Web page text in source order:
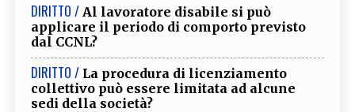
DIRITTO / Al lavoratore disabile si può
applicare il periodo di comporto previsto
dal CCNL?
DIRITTO / La procedura di licenziamento
collettivo può essere limitata ad alcune
sedi della società?